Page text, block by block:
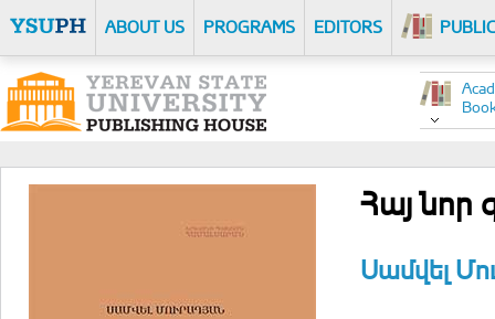
ABOUT US PROGRAMS EDITORS
Հայ նոր
Սամվել